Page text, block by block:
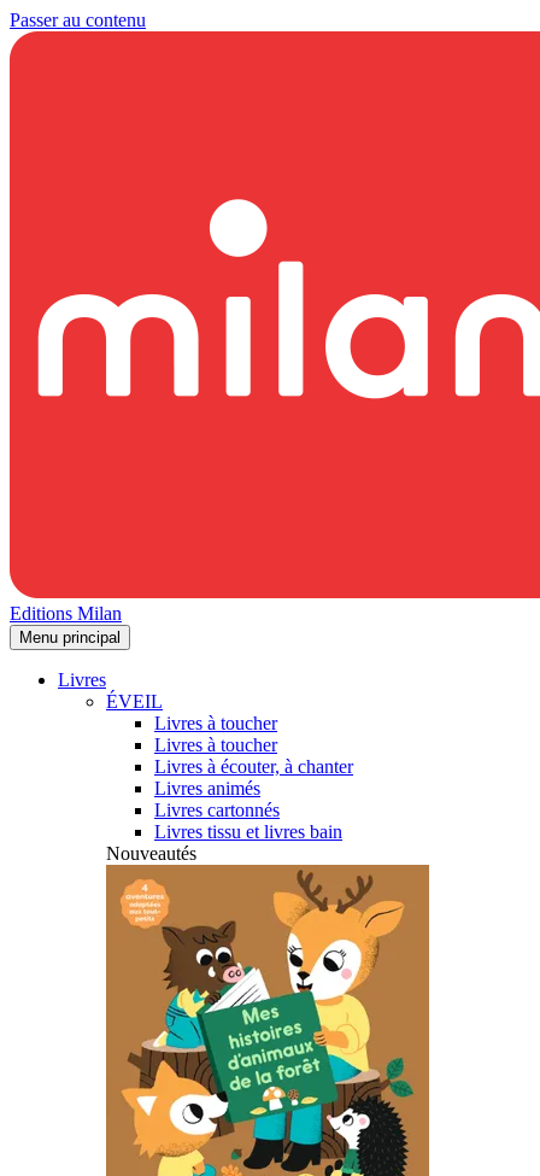
Passer au contenu
Editions Milan
Menu principal
Livres
ÉVEIL
Livres à toucher
Livres à toucher
Livres à écouter, à chanter
Livres animés
Livres cartonnés
Livres tissu et livres bain
Nouveautés